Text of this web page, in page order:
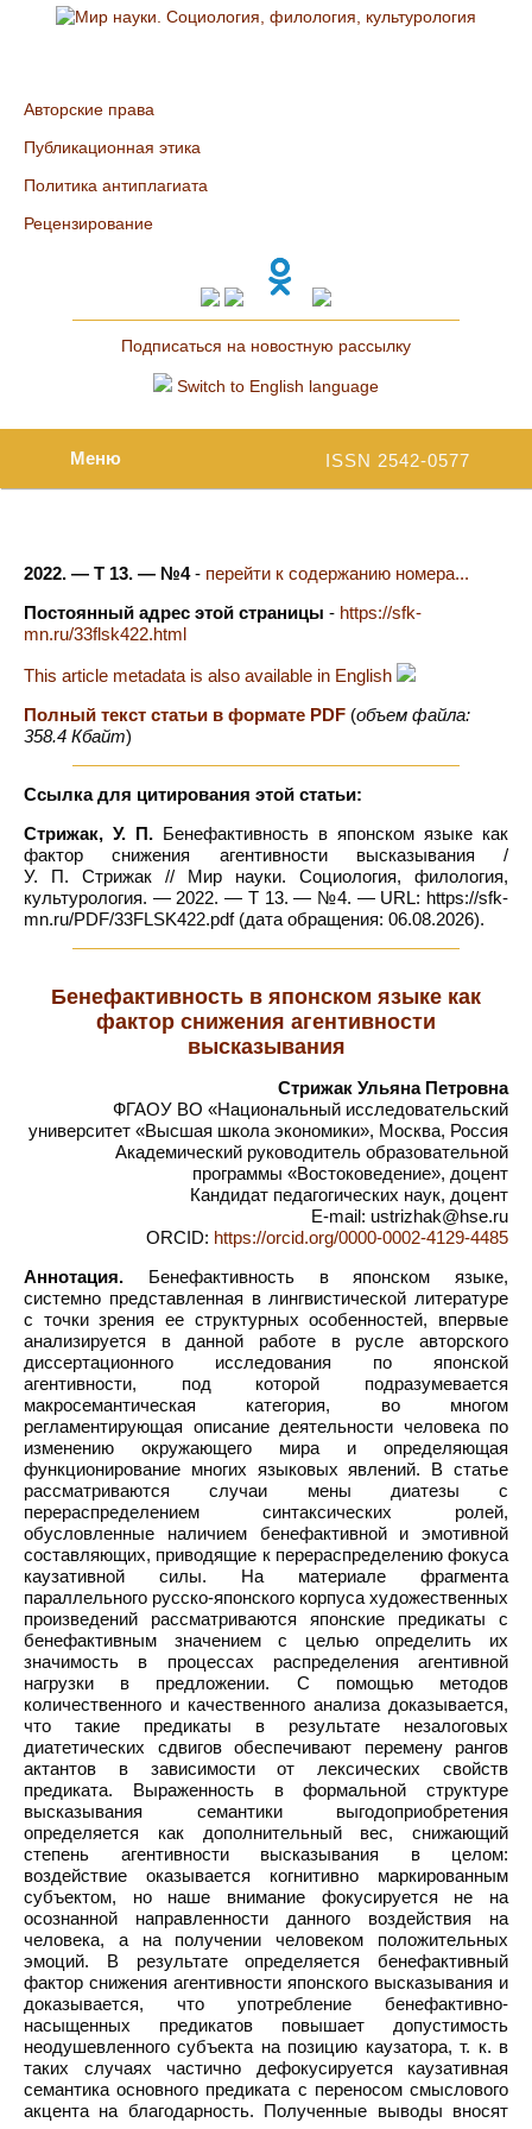
Авторские права
Публикационная этика
Политика антиплагиата
Рецензирование
Подписаться на новостную рассылку
Switch to English language
ISSN 2542-0577
Меню
2022. — Т 13. — №4- перейти к содержанию номера...
Постоянный адрес этой страницы - https://sfk-
mn.ru/33flsk422.html
This article metadata is also available in English
Полный текст статьи в формате PDF (объем файла:
358.4 Кбайт)
Ссылка для цитирования этой статьи:
Стрижак, У. П. Бенефактивность в японском языке как
фактор снижения агентивности высказывания /
У. П. Стрижак // Мир науки. Социология, филология,
культурология. — 2022. — Т 13. — №4. — URL: https://sfk-
mn.ru/PDF/33FLSK422.pdf (дата обращения: 06.08.2026).
Бенефактивность в японском языке как
фактор снижения агентивности
высказывания
Стрижак Ульяна Петровна
ФГАОУ ВО «Национальный исследовательский
университет «Высшая школа экономики», Москва, Россия
Академический руководитель образовательной
программы «Востоковедение», доцент
Кандидат педагогических наук, доцент
E-mail: ustrizhak@hse.ru
ORCID: https://orcid.org/0000-0002-4129-4485
Аннотация. Бенефактивность в японском языке,
системно представленная в лингвистической литературе
с точки зрения ее структурных особенностей, впервые
анализируется в данной работе в русле авторского
диссертационного исследования по японской
агентивности, под которой подразумевается
макросемантическая категория, во многом
регламентирующая описание деятельности человека по
изменению окружающего мира и определяющая
функционирование многих языковых явлений. В статье
рассматриваются случаи мены диатезы с
перераспределением синтаксических ролей,
обусловленные наличием бенефактивной и эмотивной
составляющих, приводящие к перераспределению фокуса
каузативной силы. На материале фрагмента
параллельного русско-японского корпуса художественных
произведений рассматриваются японские предикаты с
бенефактивным значением с целью определить их
значимость в процессах распределения агентивной
нагрузки в предложении. С помощью методов
количественного и качественного анализа доказывается,
что такие предикаты в результате незалоговых
диатетических сдвигов обеспечивают перемену рангов
актантов в зависимости от лексических свойств
предиката. Выраженность в формальной структуре
высказывания семантики выгодоприобретения
определяется как дополнительный вес, снижающий
степень агентивности высказывания в целом:
воздействие оказывается когнитивно маркированным
субъектом, но наше внимание фокусируется не на
осознанной направленности данного воздействия на
человека, а на получении человеком положительных
эмоций. В результате определяется бенефактивный
фактор снижения агентивности японского высказывания и
доказывается, что употребление бенефактивно-
насыщенных предикатов повышает допустимость
неодушевленного субъекта на позицию каузатора, т. к. в
таких случаях частично дефокусируется каузативная
семантика основного предиката с переносом смыслового
акцента на благодарность. Полученные выводы вносят